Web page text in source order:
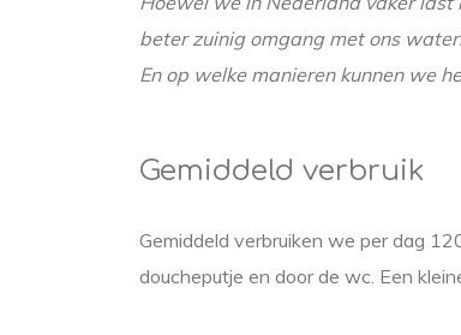
beter zuinig omgang met ons
En op welke manieren kunnen we
Gemiddeld verbruik
Gemiddeld verbruiken we per dag
doucheputje en door de wc. Een